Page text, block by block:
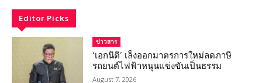
Editor Picks
ข่าวสาร
‘เอกนิติ’ เล็งออกมาตรการใหม่ลดภาษี
รถยนต์ไฟฟ้าหนุนแข่งขันเป็นธรรม
August 7, 2026